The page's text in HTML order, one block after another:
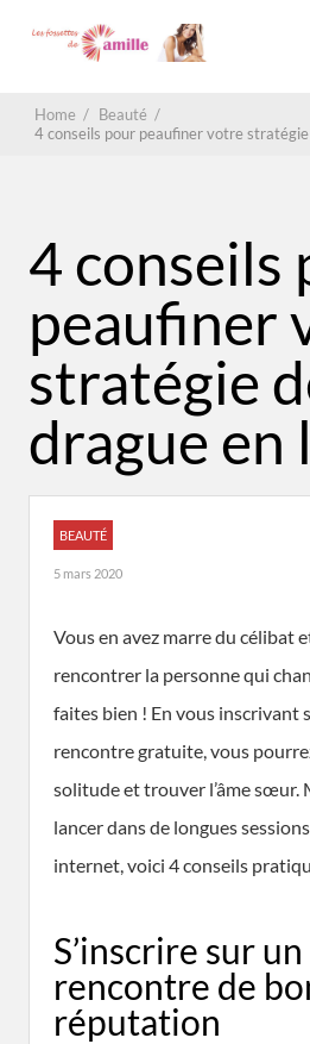
Home / Beauté /
4 conseils pour peaufiner votre
4 conseils
peaufiner
stratégie
drague en
BEAUTÉ
5 mars 2020
Vous en avez marre du célibat
rencontrer la personne qui
faites bien ! En vous inscrivant
rencontre gratuite, vous
solitude et trouver l’âme sœur.
lancer dans de longues
internet, voici 4 conseils
S’inscrire sur
rencontre de
réputation